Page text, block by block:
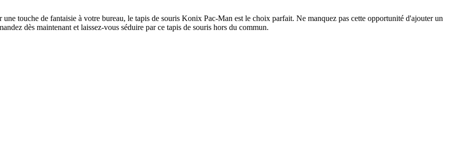
touche de fantaisie à votre bureau, le tapis de souris Konix Pac-Man est le choix parfait. Ne manquez pas cette opportunité d'ajouter un
dès maintenant et laissez-vous séduire par ce tapis de souris hors du commun.